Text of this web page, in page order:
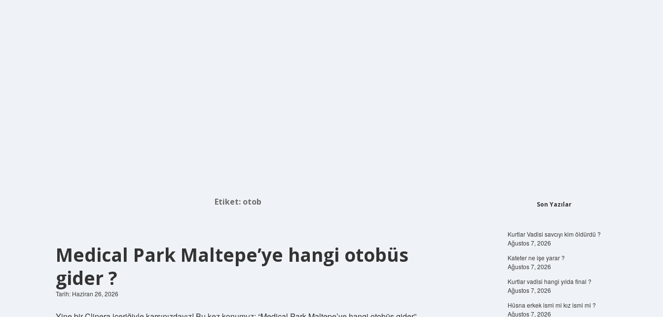
Etiket: otob
Medical Park Maltepe’ye hangi otobüs
gider ?
Tarih: Haziran 26, 2026
Son Yazılar
Kurtlar Vadisi savcıyı kim öldürdü ?
Ağustos 7, 2026
Kateter ne işe yarar ?
Ağustos 7, 2026
Kurtlar vadisi hangi yılda final ?
Ağustos 7, 2026
Hüsna erkek ismi mi kız ismi mi ?
Ağustos 7, 2026